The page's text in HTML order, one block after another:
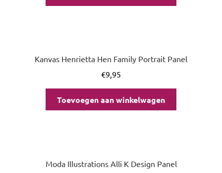
Kanvas Henrietta Hen Family Portrait Panel
€9,95
Toevoegen aan winkelwagen
Moda Illustrations Alli K Design Panel